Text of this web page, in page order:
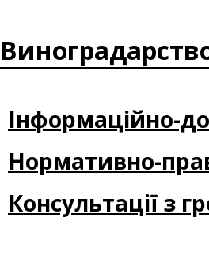
Інформаційно-
Нормативно-
Консультації з